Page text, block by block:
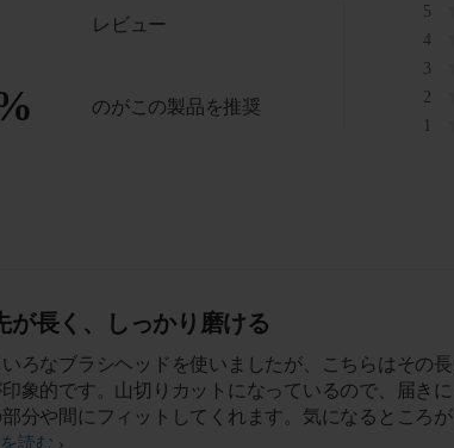
レビュー
のがこの製品を推奨
5
4
3
2
1
が長く、しっかり磨ける
ろなブラシヘッドを使いましたが、こちらはその
象的です。山切りカットになっているので、届き
部分や間にフィットしてくれます。気になるところ
磨けるので、歯のツルツル感がアップしました。
読む